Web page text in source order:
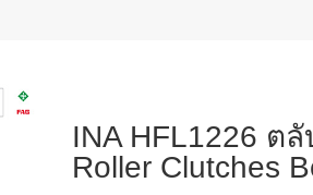
INA HFL1226 ต
Roller Clutches